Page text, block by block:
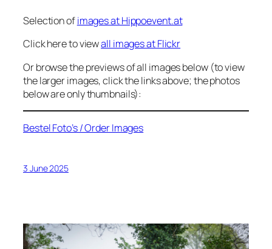
Selection ofimages at Hippoevent.at
Click here to viewall images at Flickr
Or browse the previews of all images below (to view
the larger images, click the links above; the photos
below are only thumbnails):
Bestel Foto’s / Order Images
3 June 2025